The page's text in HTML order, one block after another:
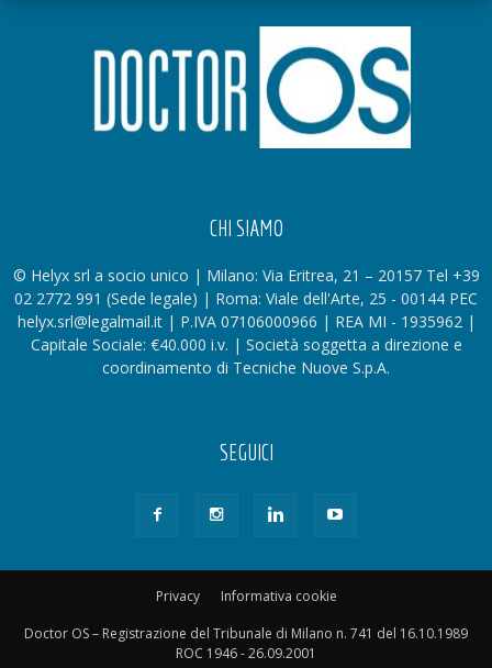
CHI SIAMO
© Helyx srl a socio unico | Milano: Via Eritrea, 21 – 20157 Tel +39
02 2772 991 (Sede legale) | Roma: Viale dell'Arte, 25 - 00144 PEC
helyx.srl@legalmail.it | P.IVA 07106000966 | REA MI - 1935962 |
Capitale Sociale: €40.000 i.v. | Società soggetta a direzione e
coordinamento di Tecniche Nuove S.p.A.
SEGUICI
Privacy
Informativa cookie
Doctor OS – Registrazione del Tribunale di Milano n. 741 del 16.10.1989
ROC 1946 - 26.09.2001